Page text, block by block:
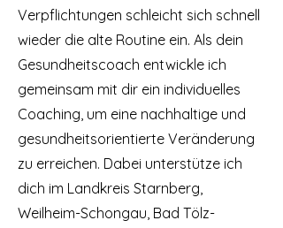
Verpflichtungen schleicht sich schnell
wieder die alte Routine ein. Als dein
Gesundheitscoach entwickle ich
gemeinsam mit dir ein individuelles
Coaching, um eine nachhaltige und
gesundheitsorientierte Veränderung
zu erreichen. Dabei unterstütze ich
dich im Landkreis Starnberg,
Weilheim-Schongau, Bad Tölz-